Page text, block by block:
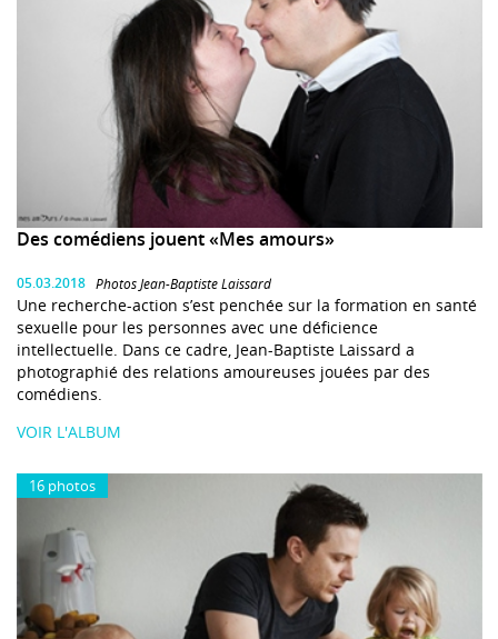
Des comédiens jouent «Mes amours»
05.03.2018 Photos Jean-Baptiste Laissard
Une recherche-action s’est penchée sur la formation en santé
sexuelle pour les personnes avec une déficience
intellectuelle. Dans ce cadre, Jean-Baptiste Laissard a
photographié des relations amoureuses jouées par des
comédiens.
VOIR L'ALBUM
16 photos